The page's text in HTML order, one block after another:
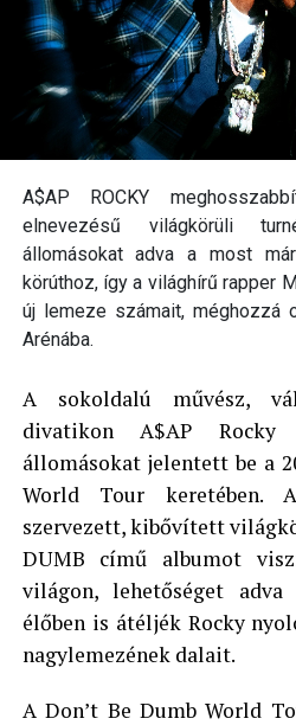
A$AP ROCKY
elnevezésű világkörüli
állomásokat adva a most
körúthoz, így a világhírű rapper
új lemeze számait, méghozzá
Arénába.
A sokoldalú művész,
divatikon A$AP
állomásokat jelentett be a
World Tour keretében.
szervezett, kibővített
DUMB című albumot
világon, lehetőséget
élőben is átéljék Rocky
nagylemezének dalait.
A Don’t Be Dumb World